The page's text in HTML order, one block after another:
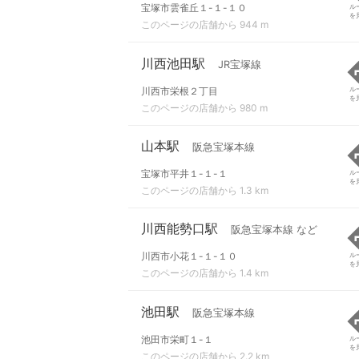
宝塚市雲雀丘１-１-１０
このページの店舗から 944 m
ル
を
川西池田駅 JR宝塚線
川西市栄根２丁目
このページの店舗から 980 m
ル
を
山本駅 阪急宝塚本線
宝塚市平井１-１-１
このページの店舗から 1.3 km
ル
を
川西能勢口駅 阪急宝塚本線 など
川西市小花１-１-１０
このページの店舗から 1.4 km
ル
を
池田駅 阪急宝塚本線
池田市栄町１-１
このページの店舗から 2.2 km
ル
を